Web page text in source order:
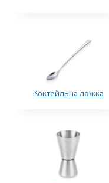
Коктейльна ложка